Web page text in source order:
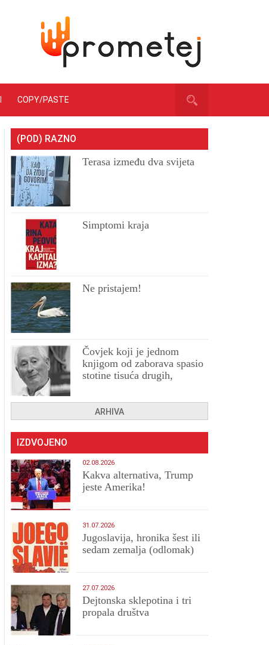
COPY/PASTE
(POD) RAZNO
Terasa između dva svijeta
Simptomi kraja
Ne pristajem!
Čovjek koji je jednom
knjigom od zaborava spasio
stotine tisuća drugih,
ARHIVA
IZDVOJENO
02.08.2026
Kakva alternativa, Trump
jeste Amerika!
31.07.2026
Jugoslavija, hronika šest ili
sedam zemalja (odlomak)
27.07.2026
Dejtonska sklepotina i tri
propala društva